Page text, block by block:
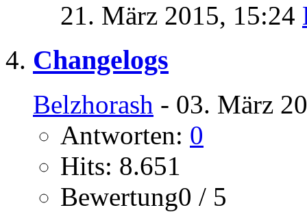
21. März 2015, 15:24
Changelogs
Belzhorash - 03. März
Antworten: 0
Hits: 8.651
Bewertung0 / 5